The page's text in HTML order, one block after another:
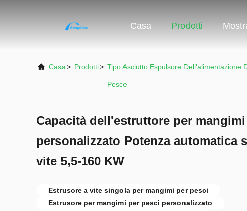
Casa Prodotti
Casa> Prodotti> Tipo Asciutto Espulsore Dell'alimentazione
Pesce
Capacità dell'estruttore per
personalizzato Potenza automatica
vite 5,5-160 KW
Estrusore a vite singola per mangimi per pesci
Estrusore per mangimi per pesci personalizzato